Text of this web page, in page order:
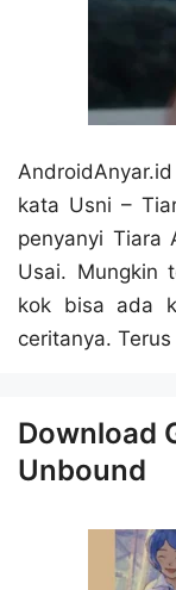
kata Usni –
penyanyi Tiara
Usai. Mungkin
kok bisa ada
ceritanya.
Download
Unbound